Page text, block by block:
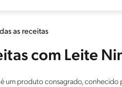
as receitas
com Leite
é um produto consagrado, conhecido